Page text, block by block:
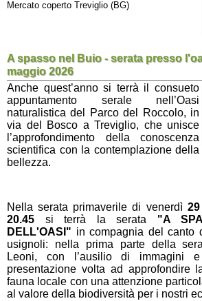
Mercato coperto Treviglio (BG)
A spasso nel Buio - serata presso
maggio 2026
Anche quest’anno si terrà il consueto
appuntamento serale nell’Oasi
naturalistica del Parco del Roccolo, in
via del Bosco a Treviglio, che unisce
l’approfondimento della conoscenza
scientifica con la contemplazione della
bellezza.
Nella serata primaverile di venerdì29
20.45 si terrà la serata "A
DELL'OASI" in compagnia del canto
usignoli: nella prima parte della
Leoni, con l’ausilio di immagini
presentazione volta ad approfondire
fauna locale con una attenzione
al valore della biodiversità per i nostri